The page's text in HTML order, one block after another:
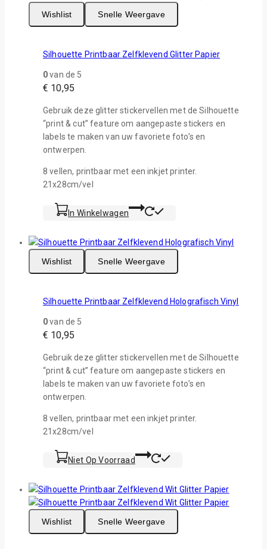
Wishlist Snelle Weergave
Silhouette Printbaar Zelfklevend Glitter Papier
0van de 5
€ 10,95
Gebruik deze glitter stickervellen met de Silhouette
“print & cut” feature om aangepaste stickers en
labels te maken van uw favoriete foto’s en
ontwerpen.
8 vellen, printbaar met een inkjet printer.
21x28cm/vel
In Winkelwagen
Wishlist Snelle Weergave
Silhouette Printbaar Zelfklevend Holografisch Vinyl
0van de 5
€ 10,95
Gebruik deze glitter stickervellen met de Silhouette
“print & cut” feature om aangepaste stickers en
labels te maken van uw favoriete foto’s en
ontwerpen.
8 vellen, printbaar met een inkjet printer.
21x28cm/vel
Niet Op Voorraad
Wishlist Snelle Weergave